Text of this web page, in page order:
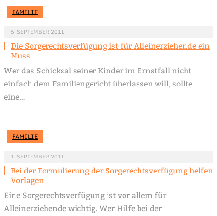
FAMILIE
5. SEPTEMBER 2011
Die Sorgerechtsverfügung ist für Alleinerziehende ein
Muss
Wer das Schicksal seiner Kinder im Ernstfall nicht
einfach dem Familiengericht überlassen will, sollte
eine…
FAMILIE
1. SEPTEMBER 2011
Bei der Formulierung der Sorgerechtsverfügung helfen
Vorlagen
Eine Sorgerechtsverfügung ist vor allem für
Alleinerziehende wichtig. Wer Hilfe bei der